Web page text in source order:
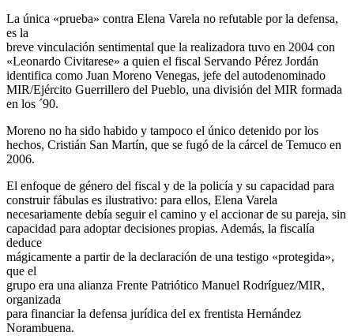
La única «prueba» contra Elena Varela no refutable por la defensa,
es la
breve vinculación sentimental que la realizadora tuvo en 2004 con
«Leonardo Civitarese» a quien el fiscal Servando Pérez Jordán
identifica como Juan Moreno Venegas, jefe del autodenominado
MIR/Ejército Guerrillero del Pueblo, una división del MIR formada
en los ´90.
Moreno no ha sido habido y tampoco el único detenido por los
hechos, Cristián San Martín, que se fugó de la cárcel de Temuco en
2006.
El enfoque de género del fiscal y de la policía y su capacidad para
construir fábulas es ilustrativo: para ellos, Elena Varela
necesariamente debía seguir el camino y el accionar de su pareja, sin
capacidad para adoptar decisiones propias. Además, la fiscalía
deduce
mágicamente a partir de la declaración de una testigo «protegida»,
que el
grupo era una alianza Frente Patriótico Manuel Rodríguez/MIR,
organizada
para financiar la defensa jurídica del ex frentista Hernández
Norambuena.